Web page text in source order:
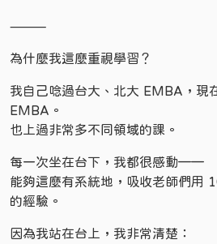
⸻
為什麼我這麼重視學習？
我自己唸過台大、北大 EMBA，現
EMBA。
也上過非常多不同領域的課。
每一次坐在台下，我都很感動——
能夠這麼有系統地，吸收老師們用
的經驗。
因為我站在台上，我非常清楚：